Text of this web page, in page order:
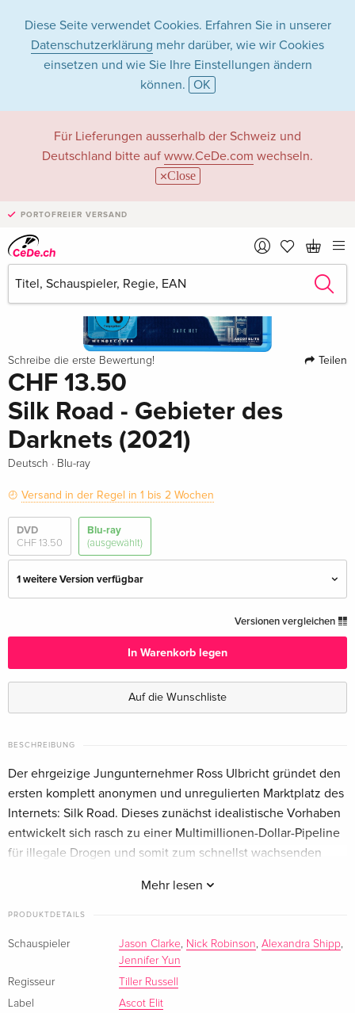
Diese Seite verwendet Cookies. Erfahren Sie in unserer
Datenschutzerklärung mehr darüber, wie wir Cookies
einsetzen und wie Sie Ihre Einstellungen ändern
können. OK
Für Lieferungen ausserhalb der Schweiz und
Deutschland bitte auf www.CeDe.com wechseln.
Close
PORTOFREIER VERSAND
Schreibe die erste Bewertung! Teilen
CHF 13.50
Silk Road - Gebieter des
Darknets (2021)
Deutsch · Blu-ray
Versand in der Regel in 1 bis 2 Wochen
DVD
CHF 13.50
Blu-ray
(ausgewählt)
1 weitere Version verfügbar
Deutsch
CHF 13.50
Standard Edition
CHF 27.50
Versionen vergleichen
In Warenkorb legen
Auf die Wunschliste
BESCHREIBUNG
Mehr lesen
Der ehrgeizige Jungunternehmer Ross Ulbricht gründet den
ersten komplett anonymen und unregulierten Marktplatz des
Internets: Silk Road. Dieses zunächst idealistische Vorhaben
entwickelt sich rasch zu einer Multimillionen-Dollar-Pipeline
für illegale Drogen und somit zum schnellst wachsenden
PRODUKTDETAILS
Schauspieler Jason Clarke, Nick Robinson, Alexandra Shipp,
Jennifer Yun
Regisseur
Tiller Russell
Label
Ascot Elit